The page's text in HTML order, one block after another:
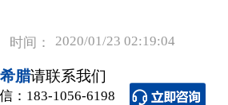
时间： 2020/01/23 02:19:04
腊请联系我们
： 183-1056-6198